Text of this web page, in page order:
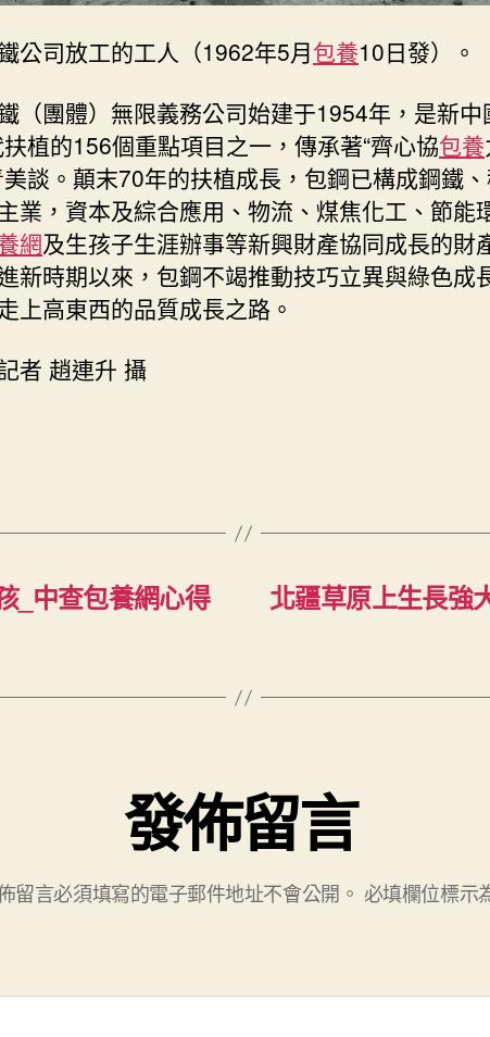
公司放工的工人（1962年5月包養10日發）。
（團體）無限義務公司始建于1954年，是新中
扶植的156個重點項目之一，傳承著“齊心協包養
美談。顛末70年的扶植成長，包鋼已構成鋼鐵
業，資本及綜合應用、物流、煤焦化工、節能
網及生孩子生涯辦事等新興財產協同成長的財
新時期以來，包鋼不竭推動技巧立異與綠色成
上高東西的品質成長之路。
者 趙連升 攝
_中查包養網心得
北疆草原上生長強
發佈留言
留言必須填寫的電子郵件地址不會公開。 必填欄位標示